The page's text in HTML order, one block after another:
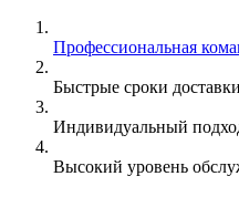
Профессиональная
Быстрые сроки доставки
Индивидуальный
Высокий уровень